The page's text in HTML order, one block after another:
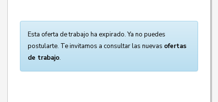
Esta oferta de trabajo ha expirado. Ya no puedes
postularte. Te invitamos a consultar las nuevas ofertas
de trabajo.